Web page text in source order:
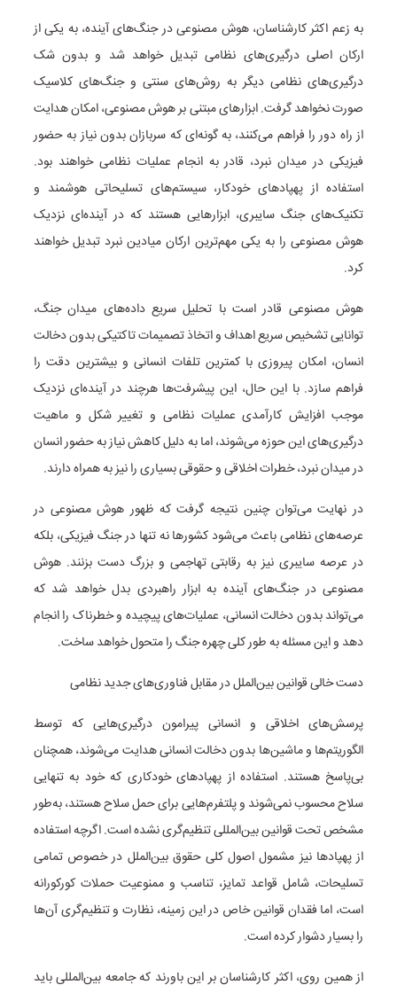
به زعم اکثر کارشناسان، هوش مصنوعی در جنگ‌های آینده، به یکی از
ارکان اصلی درگیری‌های نظامی تبدیل خواهد شد و بدون شک
درگیری‌های نظامی دیگر به روش‌های سنتی و جنگ‌های کلاسیک
صورت نخواهد گرفت. ابزارهای مبتنی بر هوش مصنوعی، امکان هدایت
از راه دور را فراهم می‌کنند، به گونه‌ای که سربازان بدون نیاز به حضور
فیزیکی در میدان نبرد، قادر به انجام عملیات نظامی خواهند بود.
استفاده از پهپادهای خودکار، سیستم‌های تسلیحاتی هوشمند و
تکنیک‌های جنگ سایبری، ابزارهایی هستند که در آینده‌ای نزدیک
هوش مصنوعی را به یکی مهم‌ترین ارکان میادین نبرد تبدیل خواهند
کرد.
هوش مصنوعی قادر است با تحلیل سریع داده‌های میدان جنگ،
توانایی تشخیص سریع اهداف و اتخاذ تصمیمات تاکتیکی بدون دخالت
انسان، امکان پیروزی با کمترین تلفات انسانی و بیشترین دقت را
فراهم سازد. با این حال، این پیشرفت‌ها هرچند در آینده‌ای نزدیک
موجب افزایش کارآمدی عملیات نظامی و تغییر شکل و ماهیت
درگیری‌های این حوزه می‌شوند، اما به دلیل کاهش نیاز به حضور انسان
در میدان نبرد، خطرات اخلاقی و حقوقی بسیاری را نیز به همراه دارند.
در نهایت می‌توان چنین نتیجه گرفت که ظهور هوش مصنوعی در
عرصه‌های نظامی باعث می‌شود کشورها نه تنها در جنگ فیزیکی، بلکه
در عرصه سایبری نیز به رقابتی تهاجمی و بزرگ دست بزنند. هوش
مصنوعی در جنگ‌های آینده به ابزار راهبردی بدل خواهد شد که
می‌تواند بدون دخالت انسانی، عملیات‌های پیچیده و خطرناک را انجام
دهد و این مسئله به طور کلی چهره جنگ را متحول خواهد ساخت.
دست خالی قوانین بین‌الملل در مقابل فناوری‌های جدید نظامی
پرسش‌های اخلاقی و انسانی پیرامون درگیری‌هایی که توسط
الگوریتم‌ها و ماشین‌ها بدون دخالت انسانی هدایت می‌شوند، همچنان
بی‌پاسخ هستند. استفاده از پهپادهای خودکاری که خود به تنهایی
سلاح محسوب نمی‌شوند و پلتفرم‌هایی برای حمل سلاح هستند، به‌طور
مشخص تحت قوانین بین‌المللی تنظیم‌گری نشده است. اگرچه استفاده
از پهپادها نیز مشمول اصول کلی حقوق بین‌الملل در خصوص تمامی
تسلیحات، شامل قواعد تمایز، تناسب و ممنوعیت حملات کورکورانه
است، اما فقدان قوانین خاص در این زمینه، نظارت و تنظیم‌گری آن‌ها
را بسیار دشوار کرده است.
از همین روی، اکثر کارشناسان بر این باورند که جامعه بین‌المللی باید